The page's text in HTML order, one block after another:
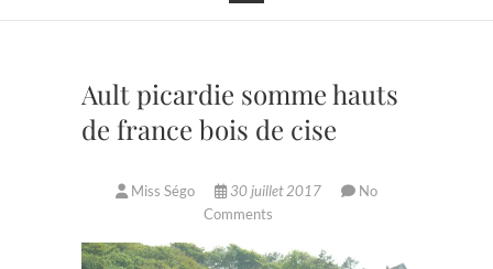
Ault picardie somme hauts
de france bois de cise
Miss Ségo 30 juillet 2017
No
Comments